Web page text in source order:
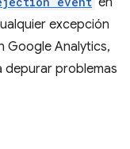
excepción
Google Analytics,
depurar problemas